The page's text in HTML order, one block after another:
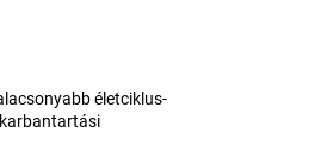
életciklus-